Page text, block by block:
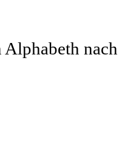
nach